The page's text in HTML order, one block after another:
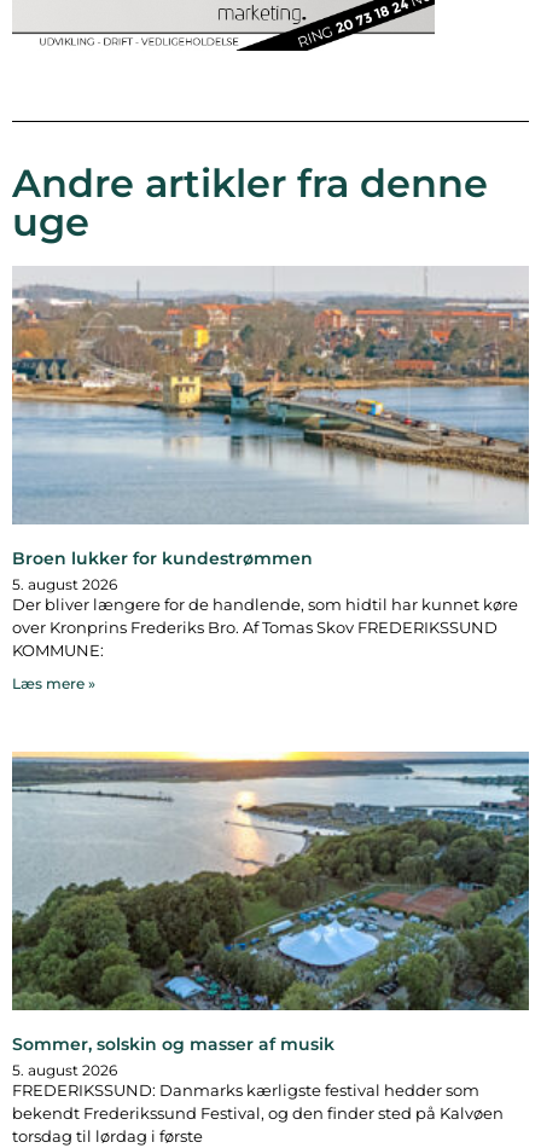
Andre artikler fra denne
uge
Broen lukker for kundestrømmen
5. august 2026
Der bliver længere for de handlende, som hidtil har kunnet køre
over Kronprins Frederiks Bro. Af Tomas Skov FREDERIKSSUND
KOMMUNE:
Læs mere »
Sommer, solskin og masser af musik
5. august 2026
FREDERIKSSUND: Danmarks kærligste festival hedder som
bekendt Frederikssund Festival, og den finder sted på Kalvøen
torsdag til lørdag i første